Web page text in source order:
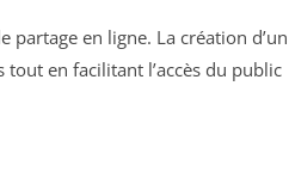
en ligne. La création d’un
en facilitant l’accès du public